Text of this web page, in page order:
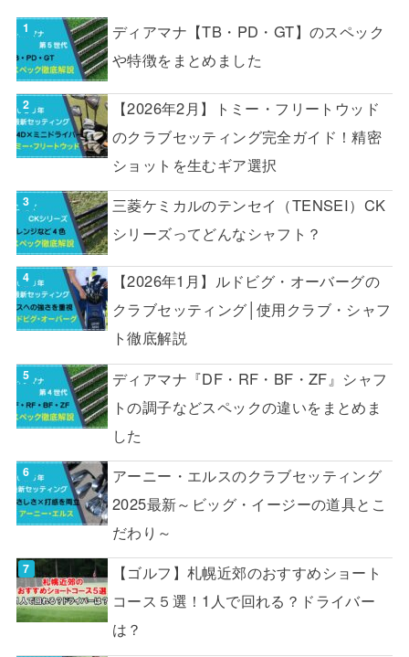
ディアマナ【TB・PD・GT】のスペック
や特徴をまとめました
【2026年2月】トミー・フリートウッド
のクラブセッティング完全ガイド！精密
ショットを生むギア選択
三菱ケミカルのテンセイ（TENSEI）CK
シリーズってどんなシャフト？
【2026年1月】ルドビグ・オーバーグの
クラブセッティング│使用クラブ・シャフ
ト徹底解説
ディアマナ『DF・RF・BF・ZF』シャフ
トの調子などスペックの違いをまとめま
した
アーニー・エルスのクラブセッティング
2025最新～ビッグ・イージーの道具とこ
だわり～
【ゴルフ】札幌近郊のおすすめショート
コース５選！1人で回れる？ドライバー
は？